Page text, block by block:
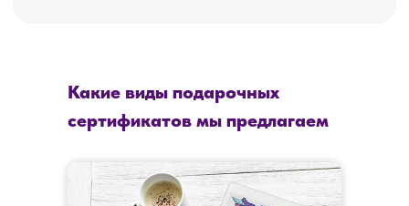
Какие виды подарочных
сертификатов мы предлагаем